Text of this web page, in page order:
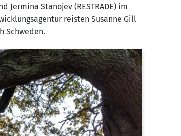
Jer­mi­na Sta­nojev (RESTRADE) im
reis­ten Susan­ne Gill
Schweden.